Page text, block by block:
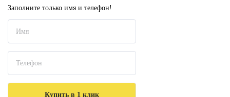
Заполните только имя и телефон!